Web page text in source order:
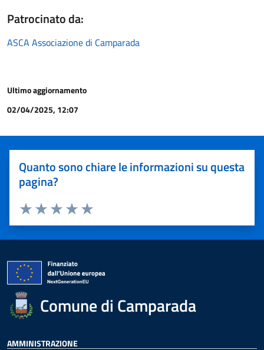
Patrocinato da:
ASCA Associazione di Camparada
Ultimo aggiornamento
02/04/2025, 12:07
Quanto sono chiare le informazioni su questa
pagina?
Valuta 5 stelle su 5
Valuta 4 stelle su 5
Valuta 3 stelle su 5
Valuta 2 stelle su 5
Valuta 1 stelle su 5
Comune di Camparada
AMMINISTRAZIONE